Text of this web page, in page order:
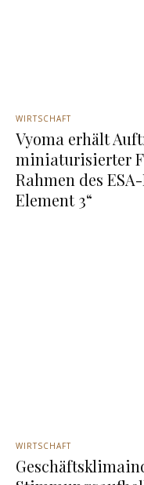
WIRTSCHAFT
Vyoma erhält
miniaturisierter
Rahmen des
Element 3“
WIRTSCHAFT